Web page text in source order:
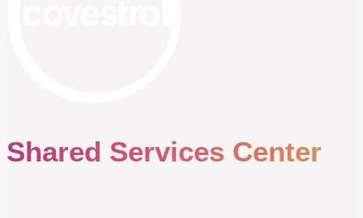
Shared Services Center